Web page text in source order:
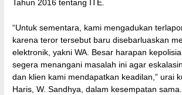
Tahun 2016 tentang ITE.
“Untuk sementara, kami mengadukan
karena teror tersebut baru disebarluaskan
elektronik, yakni WA. Besar harapan
segera menangani masalah ini agar
dan klien kami mendapatkan keadilan,” urai
Haris, W. Sandhya, dalam kesempatan sama.